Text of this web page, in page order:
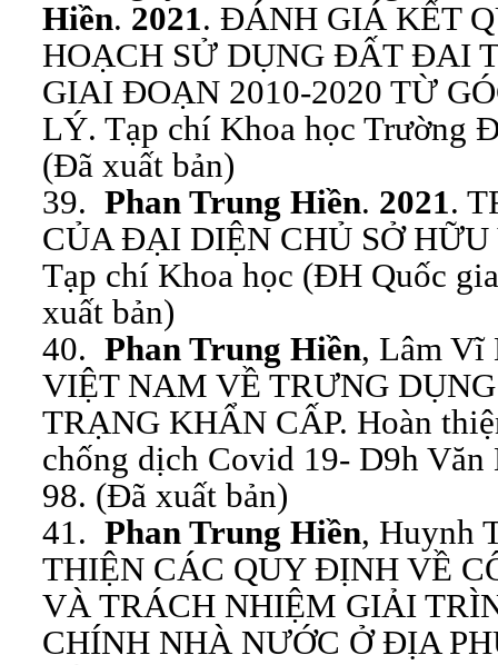
Hiền. 2021. ĐÁNH GIÁ KẾT
HOẠCH SỬ DỤNG ĐẤT ĐAI
GIAI ĐOẠN 2010-2020 TỪ
LÝ. Tạp chí Khoa học Trường
(Đã xuất bản)
39. Phan Trung Hiền. 2021.
CỦA ĐẠI DIỆN CHỦ SỞ
Tạp chí Khoa học (ĐH Quốc
xuất bản)
40. Phan Trung Hiền, Lâm Vĩ
VIỆT NAM VỀ TRƯNG
TRẠNG KHẨN CẤP. Hoàn
chống dịch Covid 19- D9h
98. (Đã xuất bản)
41. Phan Trung Hiền, Huynh
THIỆN CÁC QUY ĐỊNH VỀ
VÀ TRÁCH NHIỆM GIẢI
CHÍNH NHÀ NƯỚC Ở ĐỊA